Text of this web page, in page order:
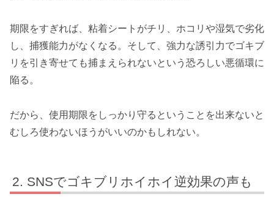
期限をすぎれば、粘着シートがチリ、ホコリや湿気で劣化
し、捕獲能力がなくなる。そして、強力な誘引力でゴキブ
リを引き寄せても捕まえられないという恐ろしい悪循環に
陥る。
だから、使用期限をしっかり守るということを出来ないと
むしろ使わないほうがいいのかもしれない。
SNSでゴキブリホイホイ逆効果の声も